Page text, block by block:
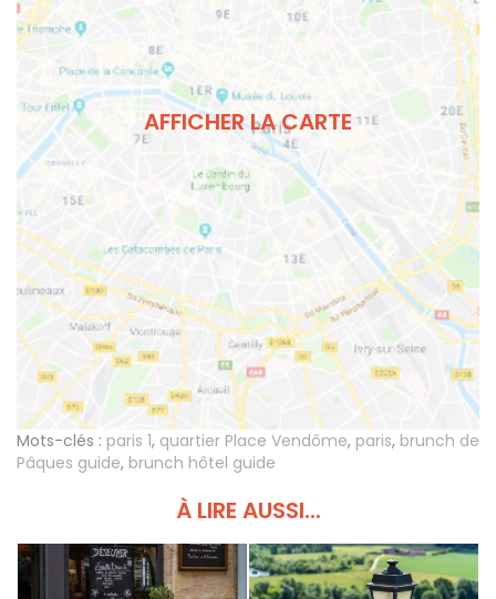
AFFICHER LA CARTE
Mots-clés : paris 1, quartier Place Vendôme, paris, brunch de
Pâques guide, brunch hôtel guide
À LIRE AUSSI...